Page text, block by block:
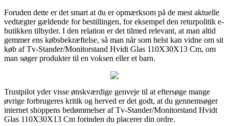
Foruden dette er det smart at du er opmærksom på de mest aktuelle
vedtægter gældende for bestillingen, for eksempel den returpolitik e-
butikken tilbyder. I den relation er det tilmed relevant, at man altid
gemmer ens købsbekræftelse, så man når som helst kan vidne om sit
køb af Tv-Stander/Monitorstand Hvidt Glas 110X30X13 Cm, om
man søger produkter til en voksen eller et barn.
Trustpilot yder visse ønskværdige genveje til at eftersøge mange
øvrige forbrugeres kritik og herved er det godt, at du gennemsøger
internet shoppens bedømmelser af Tv-Stander/Monitorstand Hvidt
Glas 110X30X13 Cm forinden du placerer din ordre.